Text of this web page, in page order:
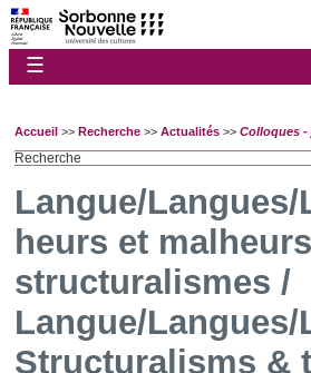
☰
Accueil >> Recherche >> Actualités >> Colloques -
Recherche
Langue/Langues/
heurs et
structuralismes /
Langue/Langues/
Structuralisms &